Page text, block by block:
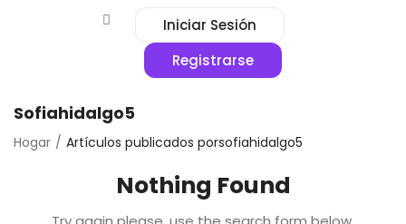
Iniciar Sesión
Registrarse
Sofiahidalgo5
Hogar Artículos publicados porsofiahidalgo5
Nothing Found